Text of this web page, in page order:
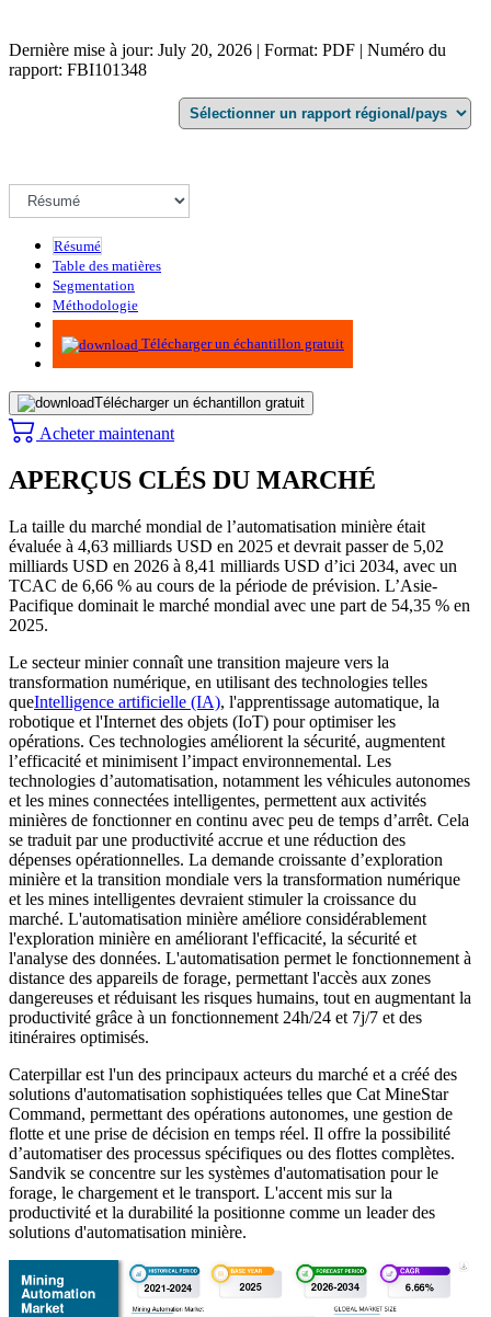
Dernière mise à jour: July 20, 2026 | Format: PDF | Numéro du
rapport: FBI101348
Résumé
Table des matières
Segmentation
Méthodologie
Infographie
Télécharger un échantillon gratuit
Télécharger un échantillon gratuit
Acheter maintenant
APERÇUS CLÉS DU MARCHÉ
La taille du marché mondial de l’automatisation minière était
évaluée à 4,63 milliards USD en 2025 et devrait passer de 5,02
milliards USD en 2026 à 8,41 milliards USD d’ici 2034, avec un
TCAC de 6,66 % au cours de la période de prévision. L’Asie-
Pacifique dominait le marché mondial avec une part de 54,35 % en
2025.
Le secteur minier connaît une transition majeure vers la
transformation numérique, en utilisant des technologies telles
queIntelligence artificielle (IA), l'apprentissage automatique, la
robotique et l'Internet des objets (IoT) pour optimiser les
opérations. Ces technologies améliorent la sécurité, augmentent
l’efficacité et minimisent l’impact environnemental. Les
technologies d’automatisation, notamment les véhicules autonomes
et les mines connectées intelligentes, permettent aux activités
minières de fonctionner en continu avec peu de temps d’arrêt. Cela
se traduit par une productivité accrue et une réduction des
dépenses opérationnelles. La demande croissante d’exploration
minière et la transition mondiale vers la transformation numérique
et les mines intelligentes devraient stimuler la croissance du
marché. L'automatisation minière améliore considérablement
l'exploration minière en améliorant l'efficacité, la sécurité et
l'analyse des données. L'automatisation permet le fonctionnement à
distance des appareils de forage, permettant l'accès aux zones
dangereuses et réduisant les risques humains, tout en augmentant la
productivité grâce à un fonctionnement 24h/24 et 7j/7 et des
itinéraires optimisés.
Caterpillar est l'un des principaux acteurs du marché et a créé des
solutions d'automatisation sophistiquées telles que Cat MineStar
Command, permettant des opérations autonomes, une gestion de
flotte et une prise de décision en temps réel. Il offre la possibilité
d’automatiser des processus spécifiques ou des flottes complètes.
Sandvik se concentre sur les systèmes d'automatisation pour le
forage, le chargement et le transport. L'accent mis sur la
productivité et la durabilité la positionne comme un leader des
solutions d'automatisation minière.